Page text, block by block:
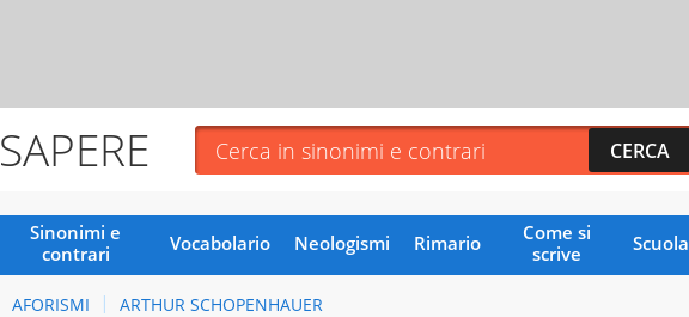
SAPERE
Sinonimi e
contrari
Vocabolario Neologismi Rimario
Come si
scrive
Scuola
AFORISMI ARTHUR SCHOPENHAUER